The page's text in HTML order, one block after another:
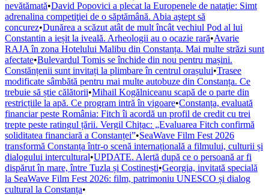
nevătămată•David Popovici a plecat la Europenele de nataţie: Simt
adrenalina competiţiei de o săptămână. Abia aştept să
concurez•Dunărea a scăzut atât de mult încât vechiul Pod al lui
Constantin a ieșit la iveală. Arheologii au o ocazie rară•Avarie
RAJA în zona Hotelului Malibu din Constanța. Mai multe străzi sunt
afectate•Bulevardul Tomis se închide din nou pentru mașini.
Constănțenii sunt invitați la plimbare în centrul orașului•Trasee
modificate sâmbătă pentru mai multe autobuze din Constanța. Ce
trebuie să știe călătorii•Mihail Kogălniceanu scapă de o parte din
restricțiile la apă. Ce program intră în vigoare•Constanța, evaluată
financiar peste România: Fitch îi acordă un profil de credit cu trei
trepte peste ratingul țării. Vergil Chițac: „Evaluarea Fitch confirmă
soliditatea financiară a Constanței”•SeaWave Film Fest 2026
transformă Constanța într-o scenă internațională a filmului, culturii și
dialogului intercultural•UPDATE. Alertă după ce o persoană ar fi
dispărut în mare, între Tuzla și Costinești•Georgia, invitată specială
la SeaWave Film Fest 2026: film, patrimoniu UNESCO și dialog
cultural la Constanța•